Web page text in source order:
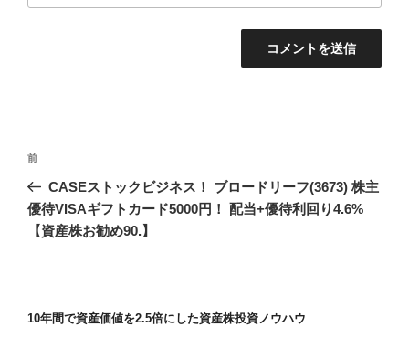
投
ナ
ビ
ョ
前
の
投
稿
前
CASEストックビジネス！ ブロードリーフ(3673) 株主
優待VISAギフトカード5000円！ 配当+優待利回り4.6%
【資産株お勧め90.】
10年間で資産価値を2.5倍にした資産株投資ノウハウ